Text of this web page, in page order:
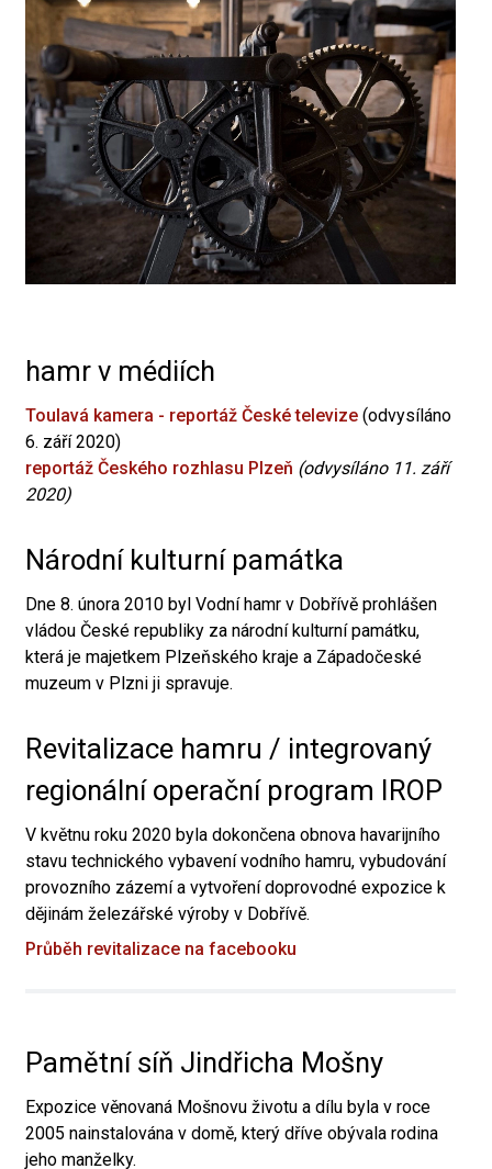
hamr v médiích
Toulavá kamera - reportáž České televize (odvysíláno
6. září 2020)
reportáž Českého rozhlasu Plzeň (odvysíláno 11. září
2020)
Národní kulturní památka
Dne 8. února 2010 byl Vodní hamr v Dobřívě prohlášen
vládou České republiky za národní kulturní památku,
která je majetkem Plzeňského kraje a Západočeské
muzeum v Plzni ji spravuje.
Revitalizace hamru / integrovaný
regionální operační program IROP
V květnu roku 2020 byla dokončena obnova havarijního
stavu technického vybavení vodního hamru, vybudování
provozního zázemí a vytvoření doprovodné expozice k
dějinám železářské výroby v Dobřívě.
Průběh revitalizace na facebooku
Pamětní síň Jindřicha Mošny
Expozice věnovaná Mošnovu životu a dílu byla v roce
2005 nainstalována v domě, který dříve obývala rodina
jeho manželky.